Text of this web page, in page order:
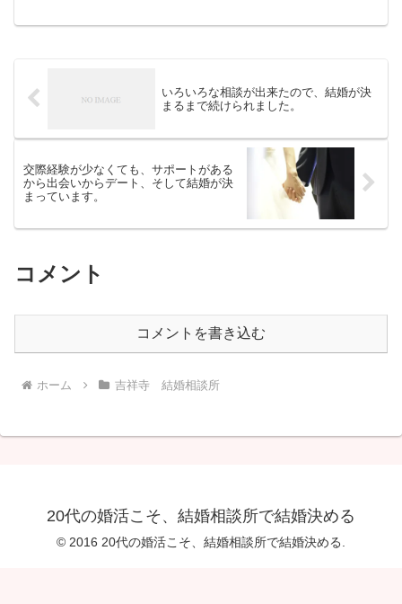
いろいろな相談が出来たので、結婚が決
まるまで続けられました。
交際経験が少なくても、サポートがある
から出会いからデート、そして結婚が決
まっています。
コメント
コメントを書き込む
ホーム 吉祥寺 結婚相談所
20代の婚活こそ、結婚相談所で結婚決める
© 2016 20代の婚活こそ、結婚相談所で結婚決める.